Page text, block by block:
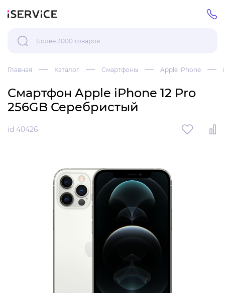
Главная Каталог Смартфоны Apple iPhone
Смартфон Apple iPhone 12 Pro
256GB Серебристый
id 40426